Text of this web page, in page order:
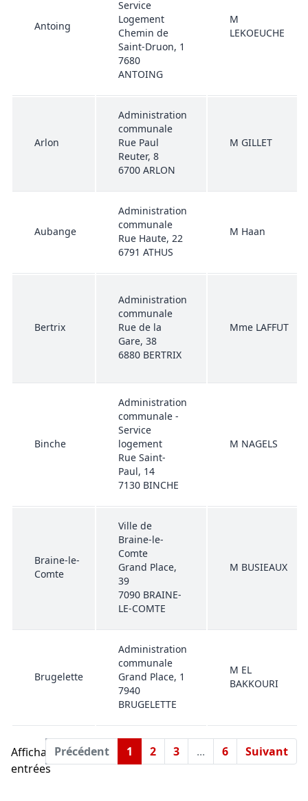
Antoing
Service
Logement
Chemin de
Saint-Druon, 1
7680
ANTOING
M
LEKOEUCHE
Arlon
Administration
communale
Rue Paul
Reuter, 8
6700 ARLON
M GILLET
Aubange
Administration
communale
Rue Haute, 22
6791 ATHUS
M Haan
Bertrix
Administration
communale
Rue de la
Gare, 38
6880 BERTRIX
Mme LAFFUT
Binche
Administration
communale -
Service
logement
Rue Saint-
Paul, 14
7130 BINCHE
M NAGELS
Braine-le-
Comte
Ville de
Braine-le-
Comte
Grand Place,
39
7090 BRAINE-
LE-COMTE
M BUSIEAUX
Brugelette
Administration
communale
Grand Place, 1
7940
BRUGELETTE
M EL
BAKKOURI
Affichage 1 à 10 de 56
entrées
Précédent 1 2 3 ... 6 Suivant